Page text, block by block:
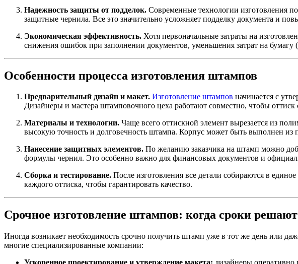
Надежность защиты от подделок. Современные технологии изготовления
защитные чернила. Все это значительно усложняет подделку документа и
Экономическая эффективность. Хотя первоначальные затраты на
снижения ошибок при заполнении документов, уменьшения затрат на бумагу
Особенности процесса изготовления штампов
Предварительный дизайн и макет. Изготовление штампов начинается с
Дизайнеры и мастера штамповочного цеха работают совместно, чтобы оттиск
Материалы и технологии. Чаще всего оттискной элемент вырезается из
высокую точность и долговечность штампа. Корпус может быть выполнен из
Нанесение защитных элементов. По желанию заказчика на штамп можно
формулы чернил. Это особенно важно для финансовых документов и
Сборка и тестирование. После изготовления все детали собираются в
каждого оттиска, чтобы гарантировать качество.
Срочное изготовление штампов: когда сроки решают
Иногда возникает необходимость срочно получить штамп уже в тот же день или
многие специализированные компании: